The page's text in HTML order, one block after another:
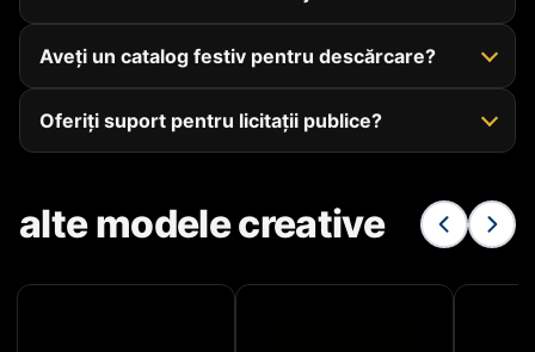
Aveți un catalog festiv pentru descărcare?
Oferiți suport pentru licitații publice?
alte modele creative